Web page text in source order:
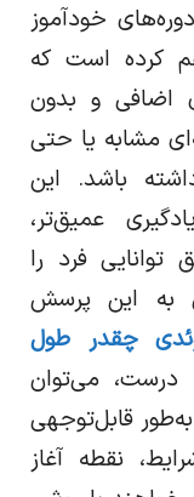
خودآموز
کرده است که
اضافی و بدون
مشابه یا حتی
باشد. این
عمیق‌تر،
فرد را
به این پرسش
چقدر طول
می‌توان
قابل‌توجهی
نقطه آغاز